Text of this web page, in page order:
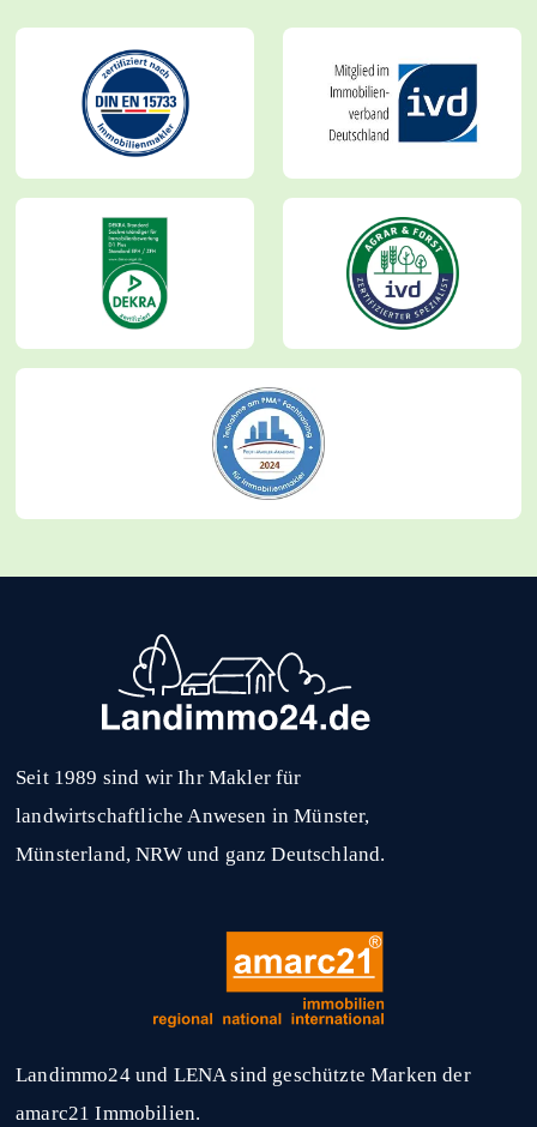
Seit 1989 sind wir Ihr Makler für
landwirtschaftliche Anwesen in Münster,
Münsterland, NRW und ganz Deutschland.
Landimmo24 und LENA sind geschützte Marken der
amarc21 Immobilien.